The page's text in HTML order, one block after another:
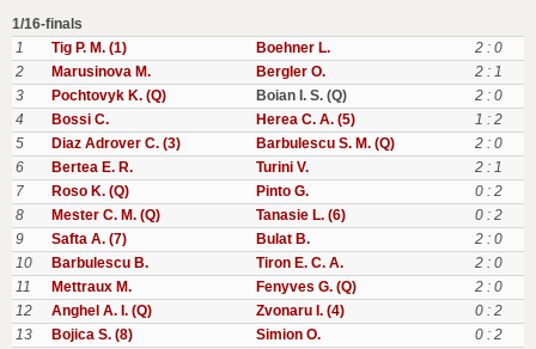
1/16-finals
1
Tig P. M. (1) Boehner L.
2 : 0
2
Marusinova M. Bergler O.
2 : 1
3
Pochtovyk K. (Q) Boian I. S. (Q)
2 : 0
4
Bossi C. Herea C. A. (5)
1 : 2
5
Diaz Adrover C. (3) Barbulescu S. M. (Q)
2 : 0
6
Bertea E. R. Turini V.
2 : 1
7
Roso K. (Q) Pinto G.
0 : 2
8
Mester C. M. (Q) Tanasie L. (6)
0 : 2
9
Safta A. (7) Bulat B.
2 : 0
10
Barbulescu B. Tiron E. C. A.
2 : 0
11
Mettraux M. Fenyves G. (Q)
2 : 0
12
Anghel A. I. (Q) Zvonaru I. (4)
0 : 2
13
Bojica S. (8) Simion O. 0 : 2